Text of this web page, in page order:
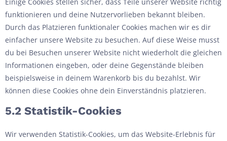
funktionieren und deine Nutzervorlieben bekannt bleiben.
Durch das Platzieren funktionaler Cookies machen wir es dir
einfacher unsere Website zu besuchen. Auf diese Weise musst
du bei Besuchen unserer Website nicht wiederholt die gleichen
Informationen eingeben, oder deine Gegenstände bleiben
beispielsweise in deinem Warenkorb bis du bezahlst. Wir
können diese Cookies ohne dein Einverständnis platzieren.
5.2 Statistik-Cookies
Wir verwenden Statistik-Cookies, um das Website-Erlebnis für